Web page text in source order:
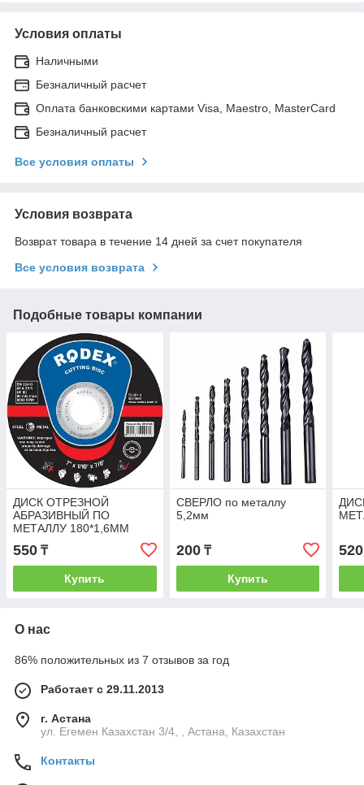
Условия оплаты
Наличными
Безналичный расчет
Оплата банковскими картами Visa, Maestro, MasterCard
Безналичный расчет
Все условия оплаты
Условия возврата
Возврат товара в течение 14 дней за счет покупателя
Все условия возврата
Подобные товары компании
ДИСК ОТРЕЗНОЙ
АБРАЗИВНЫЙ ПО
МЕТАЛЛУ 180*1,6ММ
RODEX
550 ₸
Купить
СВЕРЛО по металлу
5,2мм
200₸
Купить
520
О нас
86% положительных из 7 отзывов за год
Работает с 29.11.2013
г. Астана
ул. Егемен Казахстан 3/4, , Астана, Казахстан
Контакты